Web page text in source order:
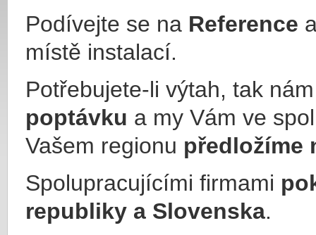
Podívejte se na Reference
místě instalací.
Potřebujete-li výtah, tak
poptávku a my Vám ve
Vašem regionu předložíme
Spolupracujícími firmami
republiky a Slovenska.